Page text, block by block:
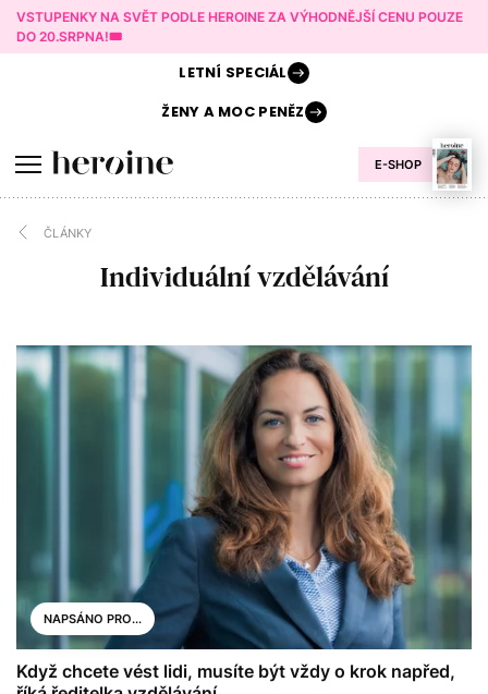
VSTUPENKY NA SVĚT PODLE HEROINE ZA VÝHODNĚJŠÍ CENU POUZE
DO 20.SRPNA!🎟️
E-SHOP
LETNÍ SPECIÁL
ŽENY AMOC PENĚZ
ČLÁNKY
Individuální vzdělávání
NAPSÁNO PRO...
Když chcete vést lidi, musíte být vždy o krok napřed,